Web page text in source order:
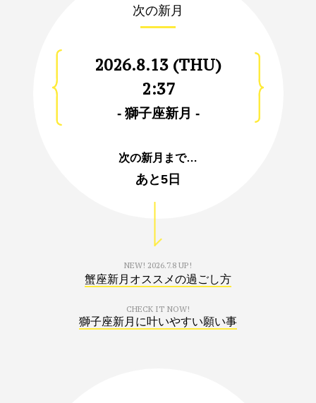
次の新月
2026.8.13 (THU)
2:37
- 獅子座新月 -
次の新月まで…
あと5日
NEW! 2026.7.8 UP!
蟹座新月オススメの過ごし方
CHECK IT NOW!
獅子座新月に叶いやすい願い事